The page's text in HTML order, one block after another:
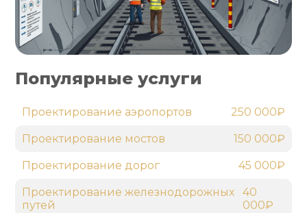
Популярные услуги
Проектирование аэропортов 250 000₽
Проектирование мостов 150 000₽
Проектирование дорог 45 000₽
Проектирование железнодорожных
путей
40
000₽